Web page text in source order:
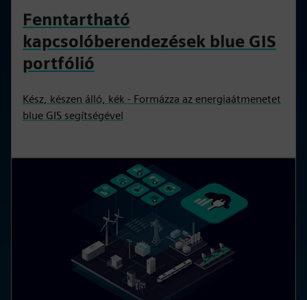
Fenntartható
kapcsolóberendezések blue GIS
portfólió
Kész, készen álló, kék - Formázza az energiaátmenetet
blue GIS segítségével